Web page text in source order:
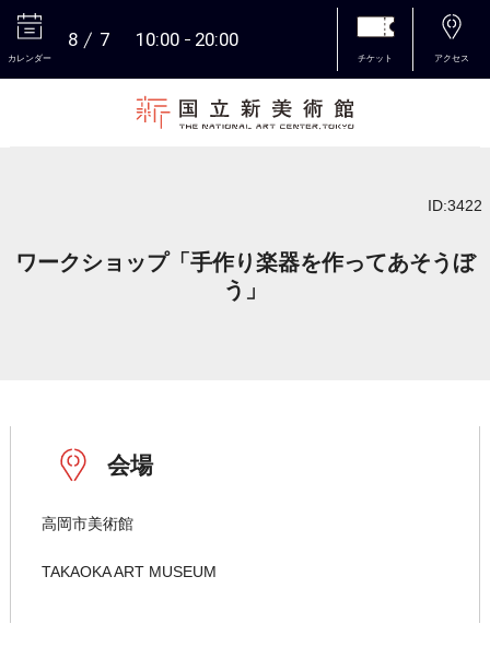
カレンダー
8 7 10:00 20:00
チケット アクセス
ID:3422
ワークショップ「手作り楽器を作ってあそうぼ
う」
会場
高岡市美術館
TAKAOKA ART MUSEUM